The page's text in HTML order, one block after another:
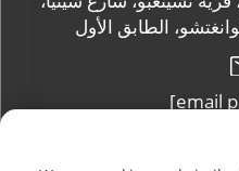
الطابق الأول